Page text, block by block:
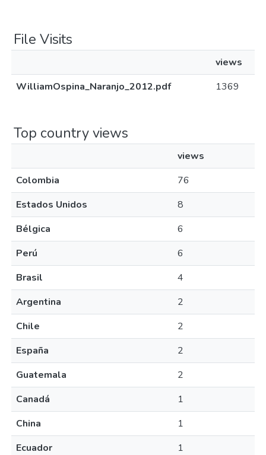
File Visits
views
WilliamOspina_Naranjo_2012.pdf
1369
Top country views
views
Colombia
76
Estados Unidos
8
Bélgica
6
Perú
6
Brasil
4
Argentina
2
Chile
2
España
2
Guatemala
2
Canadá
1
China
1
Ecuador
1